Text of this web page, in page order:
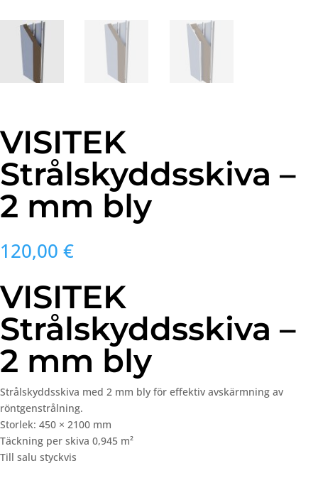
VISITEK
Strålskyddsskiva –
2 mm bly
120,00 €
VISITEK
Strålskyddsskiva –
2 mm bly
Strålskyddsskiva med 2 mm bly för effektiv avskärmning av
röntgenstrålning.
Storlek: 450 × 2100 mm
Täckning per skiva 0,945 m²
Till salu styckvis